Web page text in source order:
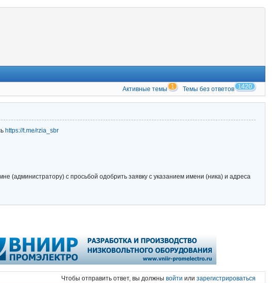
Активные темы 1 Темы без ответов 1420
https://t.me/rzia_sbr
(администратору) с просьбой одобрить заявку с указанием имени (ника) и адреса
Чтобы отправить ответ, вы должны войти или зарегистрироваться